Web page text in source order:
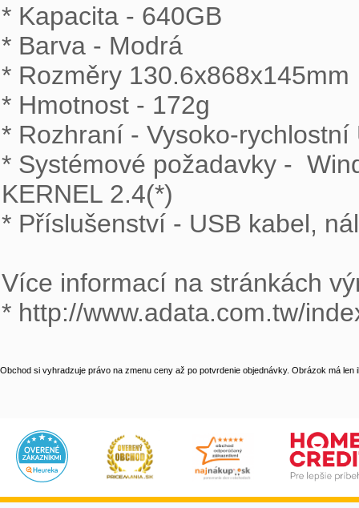
* Kapacita - 640GB
* Barva - Modrá
* Rozměry 130.6x868x145mm
* Hmotnost - 172g
* Rozhraní - Vysoko-rychlostní
* Systémové požadavky -
KERNEL 2.4(*)
* Příslušenství - USB kabel,
Více informací na stránkách
* http://www.adata.com.tw/
Obchod si vyhradzuje právo na zmenu ceny až po potvrdenie objednávky. Obrázok má len